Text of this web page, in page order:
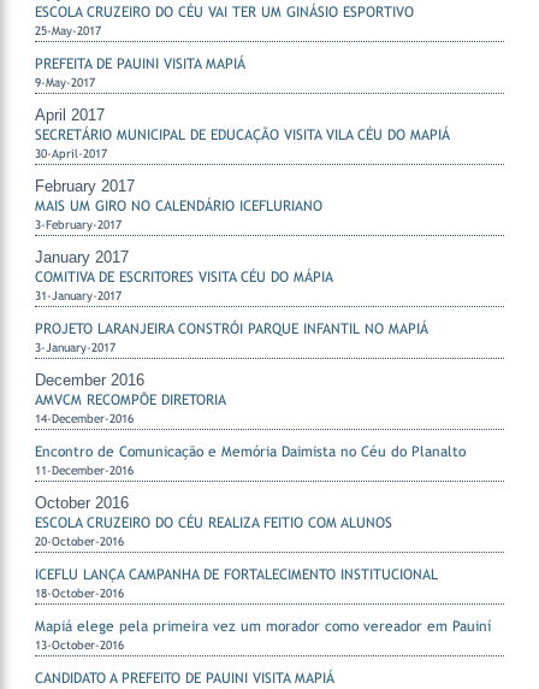
ESCOLA CRUZEIRO DO CÉU VAI TER UM GINÁSIO ESPORTIVO
25-May-2017
PREFEITA DE PAUINI VISITA MAPIÁ
9-May-2017
April 2017
SECRETÁRIO MUNICIPAL DE EDUCAÇÃO VISITA VILA CÉU DO MAPIÁ
30-April-2017
February 2017
MAIS UM GIRO NO CALENDÁRIO ICEFLURIANO
3-February-2017
January 2017
COMITIVA DE ESCRITORES VISITA CÉU DO MÁPIA
31-January-2017
PROJETO LARANJEIRA CONSTRÓI PARQUE INFANTIL NO MAPIÁ
3-January-2017
December 2016
AMVCM RECOMPÕE DIRETORIA
14-December-2016
Encontro de Comunicação e Memória Daimista no Céu do Planalto
11-December-2016
October 2016
ESCOLA CRUZEIRO DO CÉU REALIZA FEITIO COM ALUNOS
20-October-2016
ICEFLU LANÇA CAMPANHA DE FORTALECIMENTO INSTITUCIONAL
18-October-2016
Mapiá elege pela primeira vez um morador como vereador em Pauiní
13-October-2016
CANDIDATO A PREFEITO DE PAUINI VISITA MAPIÁ